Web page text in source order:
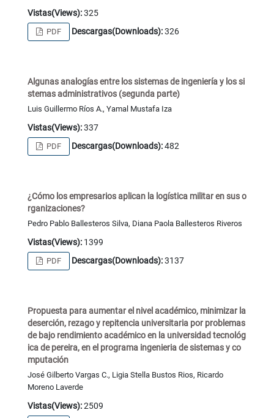
Vistas(Views):325
PDF Descargas(Downloads):326
Algunas analogías entre los sistemas de ingeniería y los si
stemas administrativos (segunda parte)
Luis Guillermo Ríos A., Yamal Mustafa Iza
Vistas(Views):337
PDF Descargas(Downloads):482
¿Cómo los empresarios aplican la logística militar en sus o
rganizaciones?
Pedro Pablo Ballesteros Silva, Diana Paola Ballesteros Riveros
Vistas(Views):1399
PDF Descargas(Downloads):3137
Propuesta para aumentar el nivel académico, minimizar la
deserción, rezago y repitencia universitaria por problemas
de bajo rendimiento académico en la universidad tecnológ
ica de pereira, en el programa ingenieria de sistemas y co
mputación
José Gilberto Vargas C., Ligia Stella Bustos Rios, Ricardo
Moreno Laverde
Vistas(Views):2509